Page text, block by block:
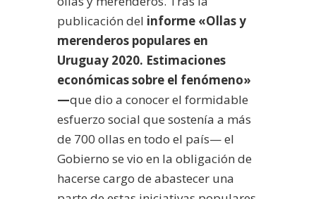
publicación del informe «Ollas y
merenderos populares en
Uruguay 2020. Estimaciones
económicas sobre el fenómeno»
—que dio a conocer el formidable
esfuerzo social que sostenía a más
de 700 ollas en todo el país— el
Gobierno se vio en la obligación de
hacerse cargo de abastecer una